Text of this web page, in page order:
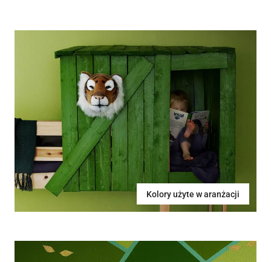
Kolory użyte w aranżacji